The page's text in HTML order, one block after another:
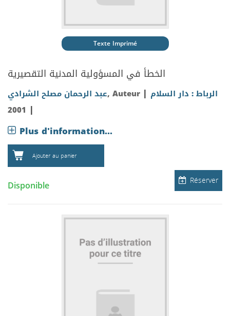
Texte Imprimé
الخطأ في المسؤولية المدنية التقصيرية
عبد الرحمان مصلح الشرادي, Auteur | الرباط : دار السلام
|
2001
Plus d'information...
Ajouter au panier
Réserver
Disponible